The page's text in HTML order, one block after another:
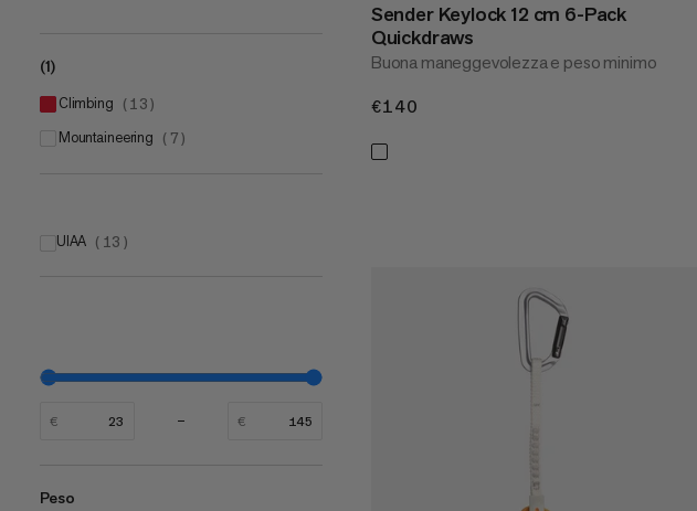
(1)
climbing ( 13 )
mountaineering ( 7 )
UIAA ( 13 )
€ €
Peso
Sender Keylock 12 cm 6-Pack
Quickdraws
Buona maneggevolezza e peso minimo
€140